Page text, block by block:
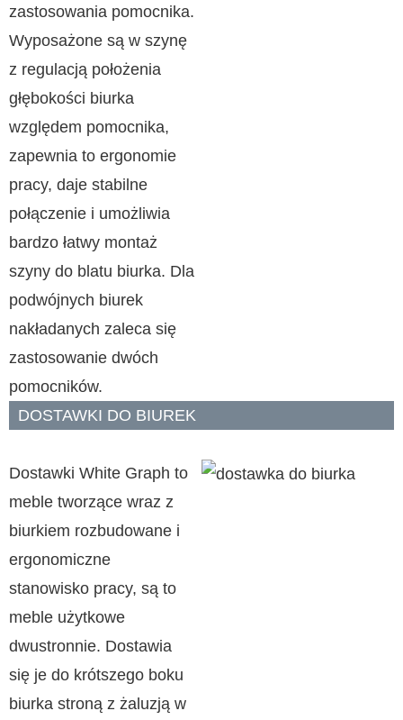
zastosowania pomocnika.
Wyposażone są w szynę
z regulacją położenia
głębokości biurka
względem pomocnika,
zapewnia to ergonomie
pracy, daje stabilne
połączenie i umożliwia
bardzo łatwy montaż
szyny do blatu biurka. Dla
podwójnych biurek
nakładanych zaleca się
zastosowanie dwóch
pomocników.
DOSTAWKI DO BIUREK
Dostawki White Graph to
meble tworzące wraz z
biurkiem rozbudowane i
ergonomiczne
stanowisko pracy, są to
meble użytkowe
dwustronnie. Dostawia
się je do krótszego boku
biurka stroną z żaluzją w